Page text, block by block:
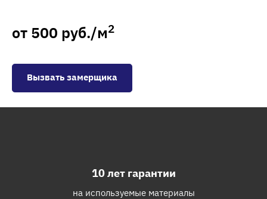
от 500 руб./м2
Вызвать замерщика
10 лет гарантии
на используемые материалы